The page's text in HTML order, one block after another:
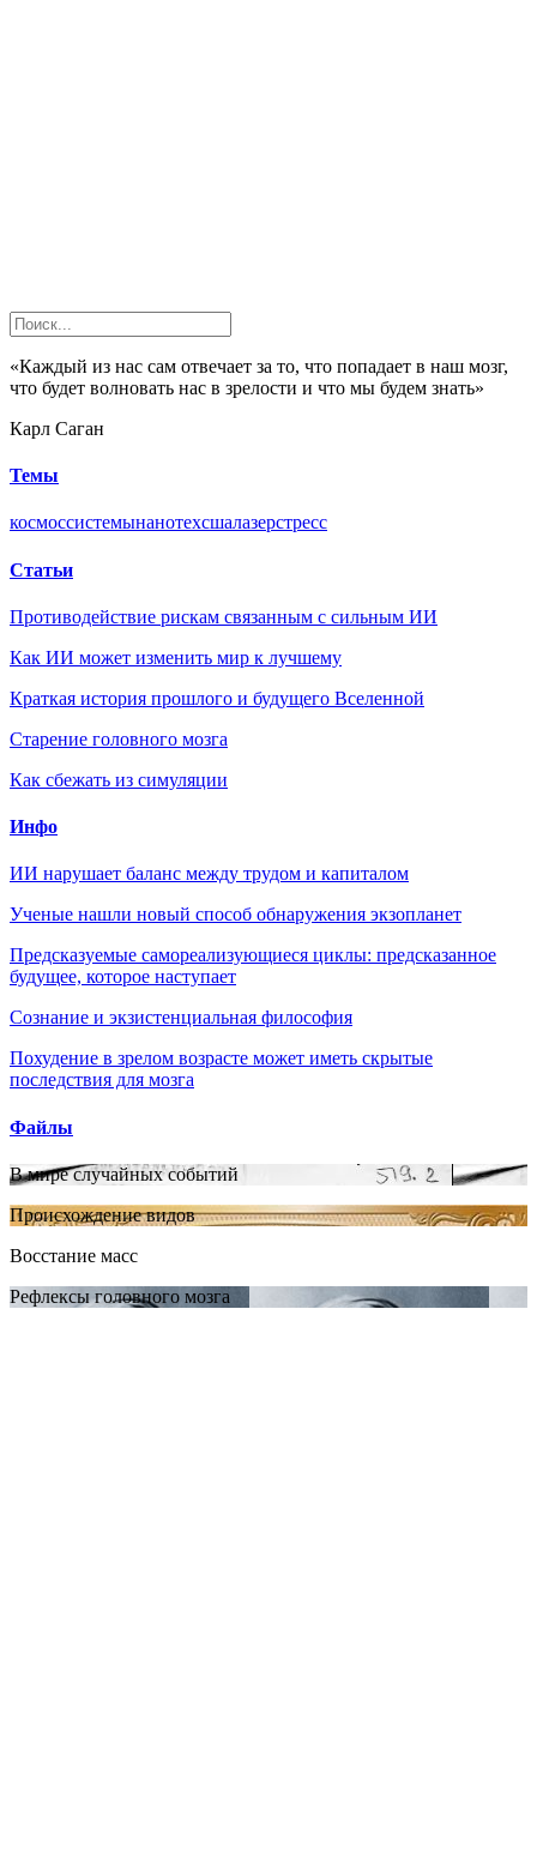
«Каждый из нас сам отвечает за то, что попадает в наш мозг,
что будет волновать нас в зрелости и что мы будем знать»
Карл Саган
Темы
космоссистемынанотехсшалазерстресс
Статьи
Противодействие рискам связанным с сильным ИИ
Как ИИ может изменить мир к лучшему
Краткая история прошлого и будущего Вселенной
Старение головного мозга
Как сбежать из симуляции
Инфо
ИИ нарушает баланс между трудом и капиталом
Ученые нашли новый способ обнаружения экзопланет
Предсказуемые самореализующиеся циклы: предсказанное
будущее, которое наступает
Сознание и экзистенциальная философия
Похудение в зрелом возрасте может иметь скрытые
последствия для мозга
Файлы
В мире случайных событий
Происхождение видов
Восстание масс
Рефлексы головного мозга